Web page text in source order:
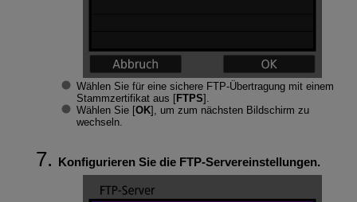
Wählen Sie für eine sichere FTP-Übertragung mit einem
Stammzertifikat aus [FTPS].
Wählen Sie [OK], um zum nächsten Bildschirm zu
wechseln.
Konfigurieren Sie die FTP-Servereinstellungen.